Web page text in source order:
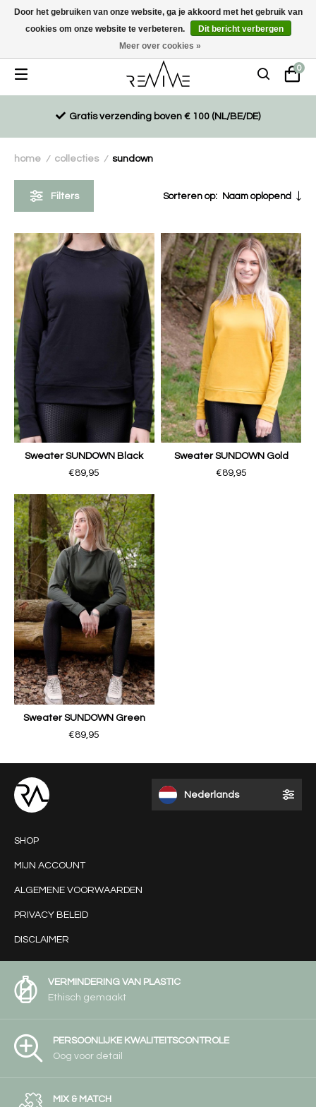
Duurzaam, eco-vriendelijk en ethisch gemaakte producten
0
Gratis verzending boven € 100 (NL/BE/DE)
home / collecties / sundown
Filters Sorteren op: Naam oplopend
Sweater SUNDOWN Black
€89,95
Sweater SUNDOWN Gold
€89,95
Sweater SUNDOWN Green
€89,95
Nederlands
SHOP
MIJN ACCOUNT
ALGEMENE VOORWAARDEN
PRIVACY BELEID
DISCLAIMER
VERMINDERING VAN PLASTIC
Ethisch gemaakt
PERSOONLIJKE KWALITEITSCONTROLE
Oog voor detail
MIX & MATCH
Door het gebruiken van onze website, ga je akkoord met het gebruik van
cookies om onze website te verbeteren.
Dit bericht verbergen
Meer over cookies »